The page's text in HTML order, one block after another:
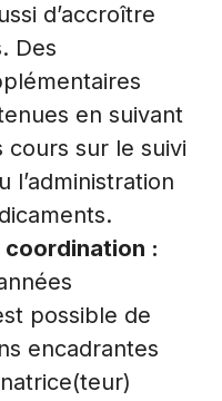
d’accroître
Des
en suivant
cours sur le suivi
l’administration
coordination :
possible de
encadrantes